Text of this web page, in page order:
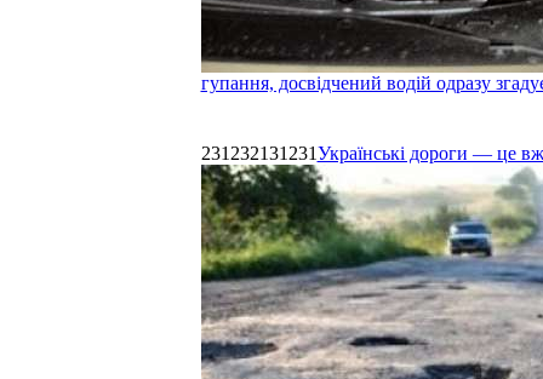
гупання, досвідчений водій одразу
231232131231Українські дороги — це